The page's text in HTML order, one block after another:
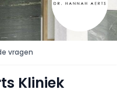
vragen
Kliniek